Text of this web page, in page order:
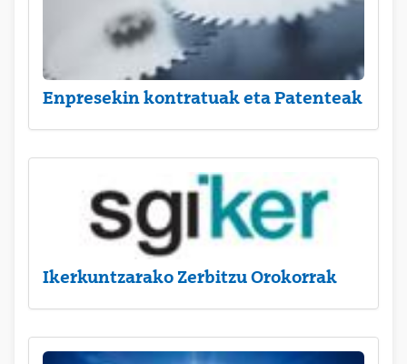
Enpresekin kontratuak eta Patenteak
Ikerkuntzarako Zerbitzu Orokorrak